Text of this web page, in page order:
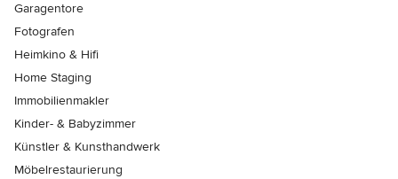
Garagentore
Fotografen
Heimkino & Hifi
Home Staging
Immobilienmakler
Kinder- & Babyzimmer
Künstler & Kunsthandwerk
Möbelrestaurierung